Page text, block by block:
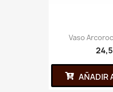
Vaso
AÑADIR